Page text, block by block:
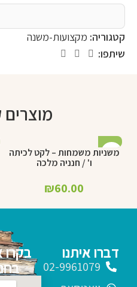
קטגוריה: מקצועות-משנה
שיתפו:
משניות משמחות – לקט לכיתה
ו' / חנניה מלכה
₪60.00
דברו איתנו
02-9961079
בקרו